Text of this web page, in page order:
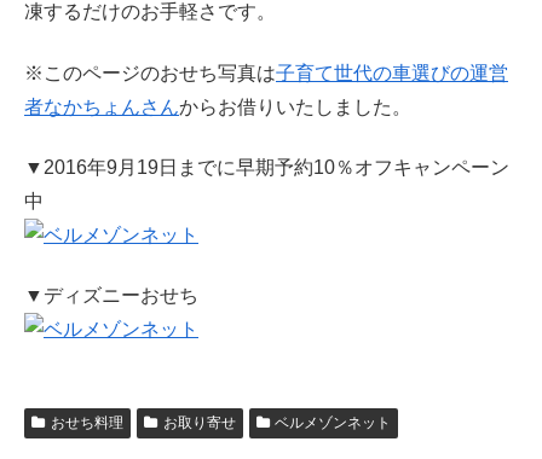
凍するだけのお手軽さです。
※このページのおせち写真は子育て世代の車選びの運営
者なかちょんさんからお借りいたしました。
▼2016年9月19日までに早期予約10％オフキャンペーン
中
▼ディズニーおせち
おせち料理 お取り寄せ ベルメゾンネット